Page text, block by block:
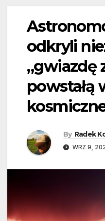
odkryli
„gwiazdę
powstałą
By Radek
WRZ 9,